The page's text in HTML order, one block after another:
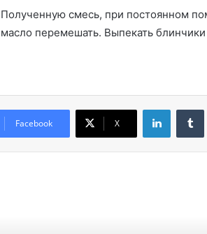
Полученную смесь, при постоянном
масло перемешать. Выпекать
Facebook X
LinkedIn